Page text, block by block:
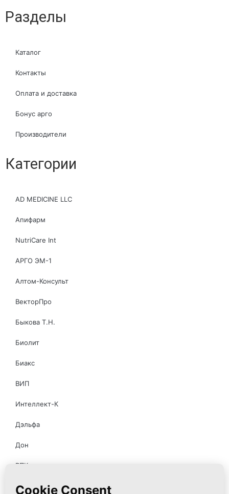
Разделы
Каталог
Контакты
Оплата и доставка
Бонус арго
Производители
Категории
AD MEDICINE LLC
Апифарм
NutriCare Int
АРГО ЭМ-1
Алтом-Консульт
ВекторПро
Быкова Т.Н.
Биолит
Биакс
ВИП
Интеллект-К
Дэльфа
Дон
ВПК
Новь